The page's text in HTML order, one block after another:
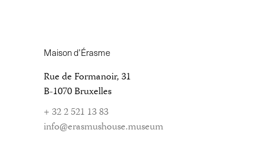
Maison d’Érasme
Rue de Formanoir, 31
B-1070 Bruxelles
+ 32 2 521 13 83
info@erasmushouse.museum